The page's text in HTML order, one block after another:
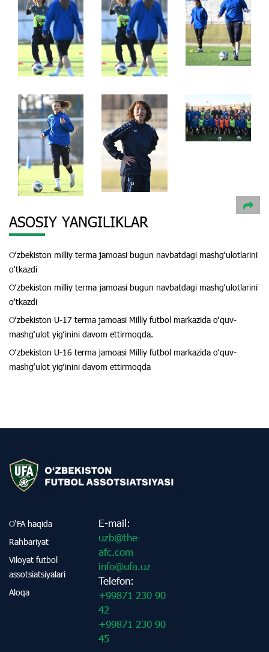
ASOSIY YANGILIKLAR
Oʻzbekiston milliy terma jamoasi bugun navbatdagi mashgʻulotlarini
oʻtkazdi
Oʻzbekiston milliy terma jamoasi bugun navbatdagi mashgʻulotlarini
oʻtkazdi
Oʻzbekiston U-17 terma jamoasi Milliy futbol markazida oʻquv-
mashgʻulot yigʻinini davom ettirmoqda.
Oʻzbekiston U-16 terma jamoasi Milliy futbol markazida oʻquv-
mashgʻulot yigʻinini davom ettirmoqda
O‘FA haqida
Rahbariyat
Viloyat futbol
assotsiatsiyalari
Aloqa
E-mail:
uzb@the-
afc.com
info@ufa.uz
Telefon:
+99871 230 90
42
+99871 230 90
45